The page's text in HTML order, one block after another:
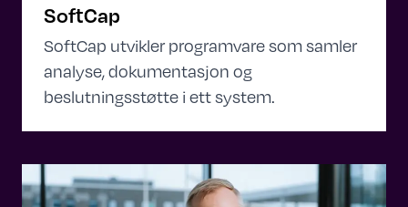
SoftCap
SoftCap utvikler programvare som samler
analyse, dokumentasjon og
beslutningsstøtte i ett system.